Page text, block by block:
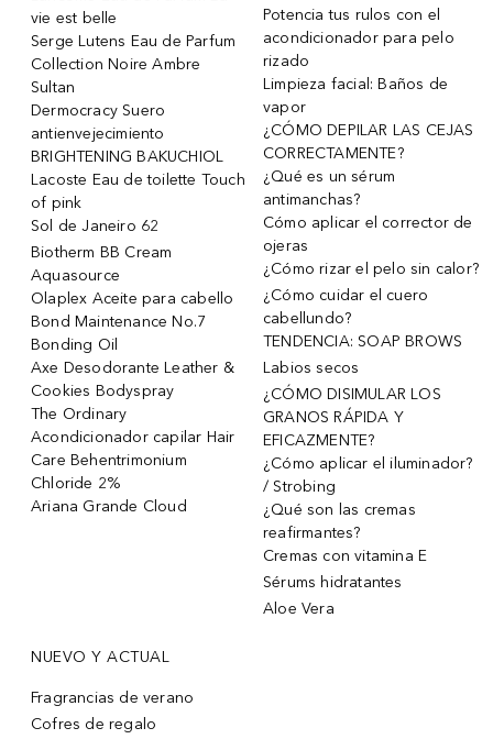
vie est belle
Serge Lutens Eau de Parfum
Collection Noire Ambre
Sultan
Dermocracy Suero
antienvejecimiento
BRIGHTENING BAKUCHIOL
Lacoste Eau de toilette Touch
of pink
Sol de Janeiro 62
Biotherm BB Cream
Aquasource
Olaplex Aceite para cabello
Bond Maintenance No.7
Bonding Oil
Axe Desodorante Leather &
Cookies Bodyspray
The Ordinary
Acondicionador capilar Hair
Care Behentrimonium
Chloride 2%
Ariana Grande Cloud
Potencia tus rulos con el
acondicionador para pelo
rizado
Limpieza facial: Baños de
vapor
¿CÓMO DEPILAR LAS CEJAS
CORRECTAMENTE?
¿Qué es un sérum
antimanchas?
Cómo aplicar el corrector de
ojeras
¿Cómo rizar el pelo sin calor?
¿Cómo cuidar el cuero
cabellundo?
TENDENCIA: SOAP BROWS
Labios secos
¿CÓMO DISIMULAR LOS
GRANOS RÁPIDA Y
EFICAZMENTE?
¿Cómo aplicar el iluminador?
/ Strobing
¿Qué son las cremas
reafirmantes?
Cremas con vitamina E
Sérums hidratantes
Aloe Vera
NUEVO Y ACTUAL
Fragrancias de verano
Cofres de regalo